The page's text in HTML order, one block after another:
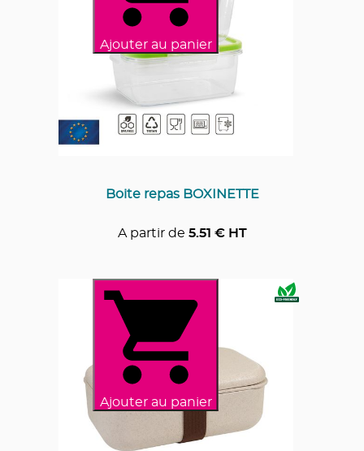
Ajouter au panier
Boite repas BOXINETTE
A partir de 5.51 € HT
Ajouter au panier